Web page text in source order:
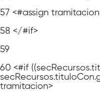
57 <#assign
58 </#if>
59
60 <#if
tramitacion>